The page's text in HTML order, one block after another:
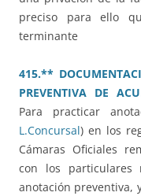
preciso para ello
terminante
415.**
PREVENTIVA DE
Para practicar
L.Concursal) en los
Cámaras Oficiales
con los particulares
anotación preventiva,